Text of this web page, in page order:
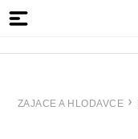
ZAJACE A HLODAVCE